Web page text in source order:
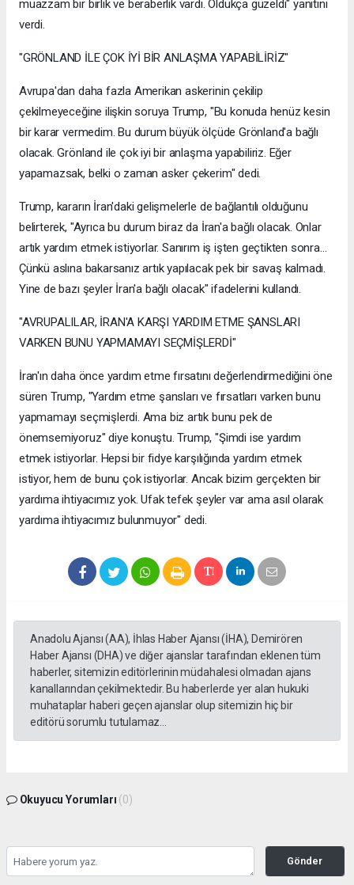
muazzam bir birlik ve beraberlik vardı. Oldukça güzeldi" yanıtını
verdi.
"GRÖNLAND İLE ÇOK İYİ BİR ANLAŞMA YAPABİLİRİZ"
Avrupa'dan daha fazla Amerikan askerinin çekilip
çekilmeyeceğine ilişkin soruya Trump, "Bu konuda henüz kesin
bir karar vermedim. Bu durum büyük ölçüde Grönland'a bağlı
olacak. Grönland ile çok iyi bir anlaşma yapabiliriz. Eğer
yapamazsak, belki o zaman asker çekerim" dedi.
Trump, kararın İran'daki gelişmelerle de bağlantılı olduğunu
belirterek, "Ayrıca bu durum biraz da İran'a bağlı olacak. Onlar
artık yardım etmek istiyorlar. Sanırım iş işten geçtikten sonra...
Çünkü aslına bakarsanız artık yapılacak pek bir savaş kalmadı.
Yine de bazı şeyler İran'a bağlı olacak" ifadelerini kullandı.
"AVRUPALILAR, İRAN'A KARŞI YARDIM ETME ŞANSLARI
VARKEN BUNU YAPMAMAYI SEÇMİŞLERDİ"
İran'ın daha önce yardım etme fırsatını değerlendirmediğini öne
süren Trump, "Yardım etme şansları ve fırsatları varken bunu
yapmamayı seçmişlerdi. Ama biz artık bunu pek de
önemsemiyoruz" diye konuştu. Trump, "Şimdi ise yardım
etmek istiyorlar. Hepsi bir fidye karşılığında yardım etmek
istiyor, hem de bunu çok istiyorlar. Ancak bizim gerçekten bir
yardıma ihtiyacımız yok. Ufak tefek şeyler var ama asıl olarak
yardıma ihtiyacımız bulunmuyor" dedi.
Anadolu Ajansı (AA), İhlas Haber Ajansı (İHA), Demirören
Haber Ajansı (DHA) ve diğer ajanslar tarafından eklenen tüm
haberler, sitemizin editörlerinin müdahalesi olmadan ajans
kanallarından çekilmektedir. Bu haberlerde yer alan hukuki
muhataplar haberi geçen ajanslar olup sitemizin hiç bir
editörü sorumlu tutulamaz...
Okuyucu Yorumları (0)
Gönder